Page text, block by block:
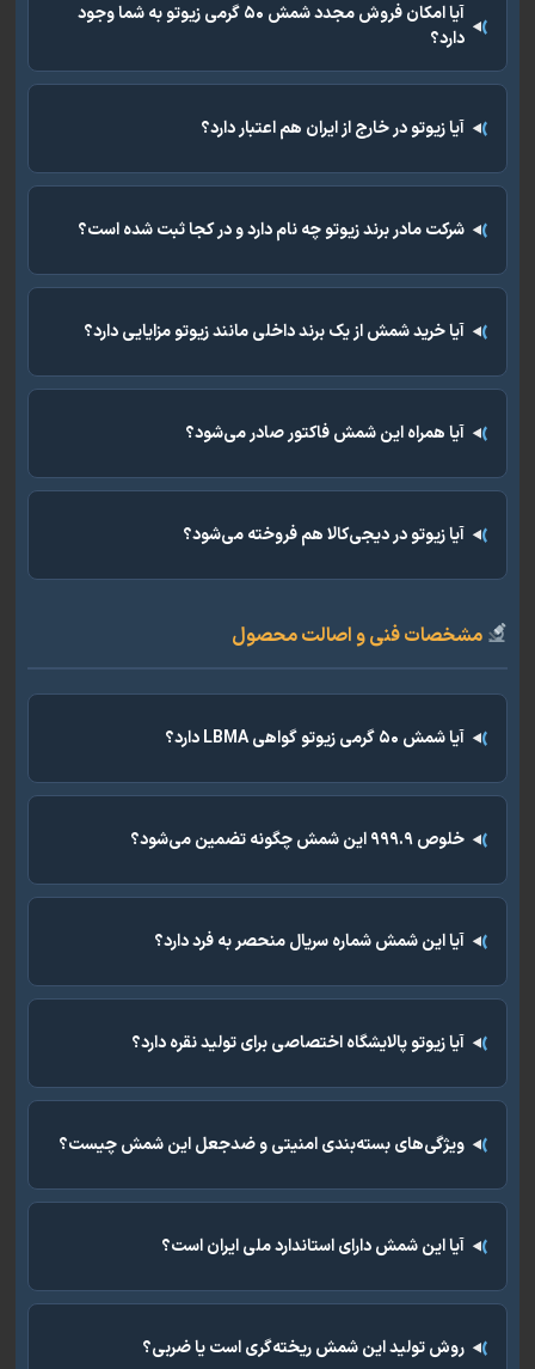
آیا امکان فروش مجدد شمش ۵۰ گرمی زیوتو به شما وجود
آیا زیوتو در خارج از ایران هم اعتبار دارد؟
شرکت مادر برند زیوتو چه نام دارد و در کجا ثبت شده است؟
آیا خرید شمش از یک برند داخلی مانند زیوتو مزایایی دارد؟
آیا همراه این شمش فاکتور صادر می‌شود؟
آیا زیوتو در دیجی‌کالا هم فروخته می‌شود؟
فنی و اصالت محصول
آیا شمش ۵۰ گرمی زیوتو گواهی LBMA دارد؟
خلوص ۹۹۹.۹ این شمش چگونه تضمین می‌شود؟
آیا این شمش شماره سریال منحصر به فرد دارد؟
آیا زیوتو پالایشگاه اختصاصی برای تولید نقره دارد؟
ویژگی‌های بسته‌بندی امنیتی و ضدجعل این شمش چیست؟
آیا این شمش دارای استاندارد ملی ایران است؟
روش تولید این شمش ریخته‌گری است یا ضربی؟